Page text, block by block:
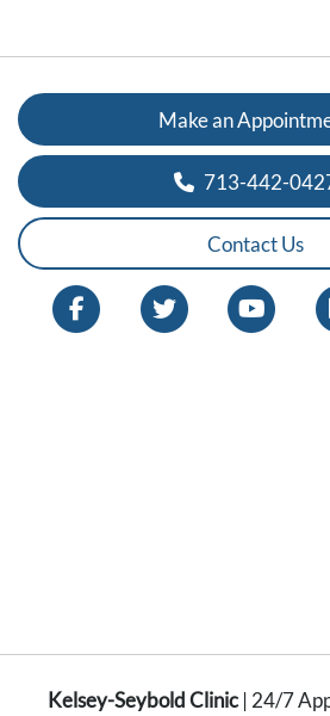
Make an
713-442-
Contact Us
Kelsey-Seybold Clinic| 24/7